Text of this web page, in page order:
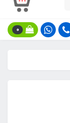
0